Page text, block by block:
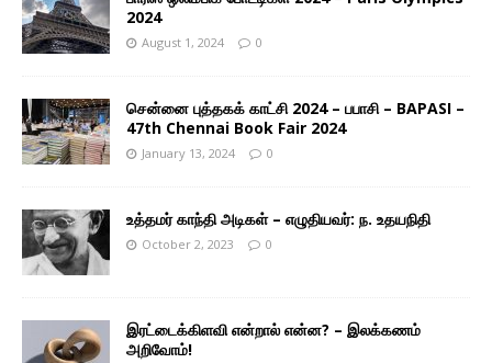
2024
August 1, 2024 0
சென்னை புத்தகக் காட்சி 2024 – பபாசி – BAPASI –
47th Chennai Book Fair 2024
January 13, 2024 0
உத்தமர் காந்தி அடிகள் – எழுதியவர்: ந. உதயநிதி
October 2, 2023 0
இரட்டைக்கிளவி என்றால் என்ன? – இலக்கணம்
அறிவோம்!